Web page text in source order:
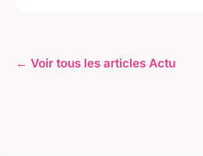
← Voir tous les articles Actu